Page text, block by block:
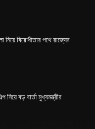
নিয়ে বিরোধীতার পথে রাজ্যের
নিয়ে বড় বার্তা মুখ্যমন্ত্রীর